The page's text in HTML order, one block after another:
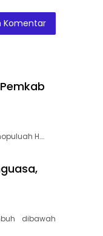
H….
dibawah